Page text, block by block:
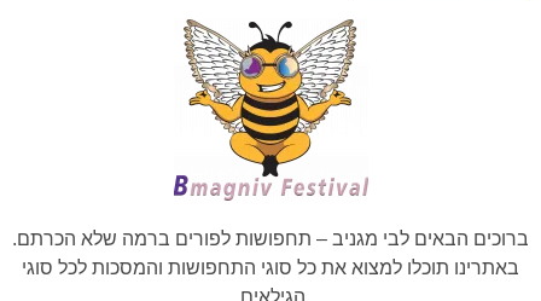
ברוכים הבאים לבי מגניב – תחפושות לפורים ברמה שלא הכרתם.
באתרינו תוכלו למצוא את כל סוגי התחפושות והמסכות לכל סוגי
הגילאים.